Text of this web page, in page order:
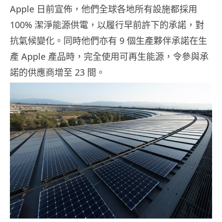
Apple 日前宣佈，他們全球各地所有設施都採用
100% 潔淨能源供電，以履行早前許下的承諾，對
抗氣候變化。同時他們亦有 9 個生產夥伴承諾在生
產 Apple 產品時，完全使用可再生能源，令參與承
諾的供應商增至 23 間。